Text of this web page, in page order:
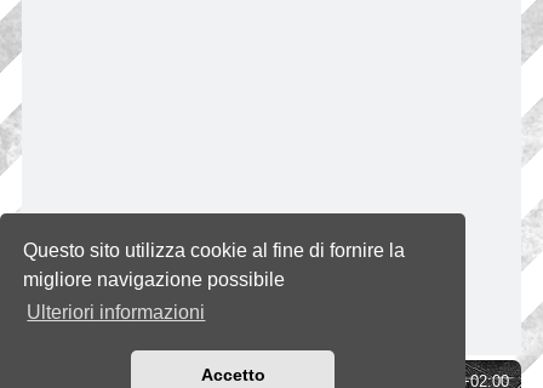
Questo sito utilizza cookie al fine di fornire la
migliore navigazione possibile
Ulteriori informazioni
Accetto UTC+02:00